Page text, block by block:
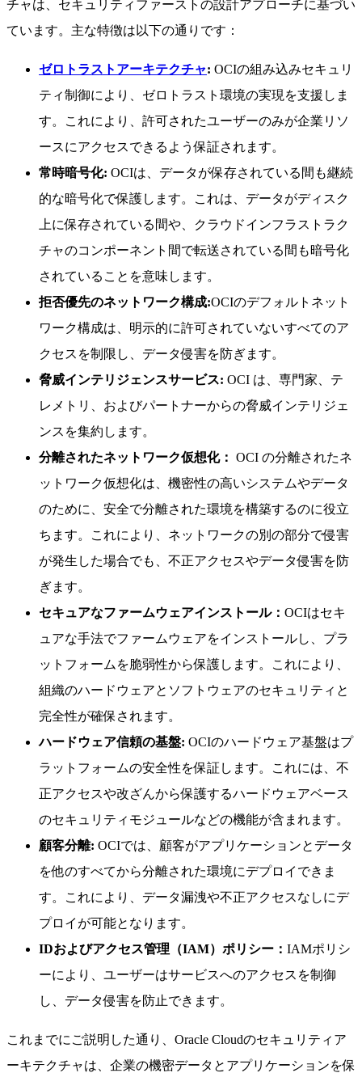
チャは、セキュリティファーストの設計アプローチに基づい
ています。主な特徴は以下の通りです：
ゼロトラストアーキテクチャ: OCIの組み込みセキュリ
ティ制御により、ゼロトラスト環境の実現を支援しま
す。これにより、許可されたユーザーのみが企業リソ
ースにアクセスできるよう保証されます。
常時暗号化: OCIは、データが保存されている間も継続
的な暗号化で保護します。これは、データがディスク
上に保存されている間や、クラウドインフラストラク
チャのコンポーネント間で転送されている間も暗号化
されていることを意味します。
拒否優先のネットワーク構成:OCIのデフォルトネット
ワーク構成は、明示的に許可されていないすべてのア
クセスを制限し、データ侵害を防ぎます。
脅威インテリジェンスサービス: OCI は、専門家、テ
レメトリ、およびパートナーからの脅威インテリジェ
ンスを集約します。
分離されたネットワーク仮想化： OCI の分離されたネ
ットワーク仮想化は、機密性の高いシステムやデータ
のために、安全で分離された環境を構築するのに役立
ちます。これにより、ネットワークの別の部分で侵害
が発生した場合でも、不正アクセスやデータ侵害を防
ぎます。
セキュアなファームウェアインストール： OCIはセキ
ュアな手法でファームウェアをインストールし、プラ
ットフォームを脆弱性から保護します。これにより、
組織のハードウェアとソフトウェアのセキュリティと
完全性が確保されます。
ハードウェア信頼の基盤: OCIのハードウェア基盤はプ
ラットフォームの安全性を保証します。これには、不
正アクセスや改ざんから保護するハードウェアベース
のセキュリティモジュールなどの機能が含まれます。
顧客分離: OCIでは、顧客がアプリケーションとデータ
を他のすべてから分離された環境にデプロイできま
す。これにより、データ漏洩や不正アクセスなしにデ
プロイが可能となります。
IDおよびアクセス管理（IAM）ポリシー： IAMポリシ
ーにより、ユーザーはサービスへのアクセスを制御
し、データ侵害を防止できます。
これまでにご説明した通り、Oracle Cloudのセキュリティア
ーキテクチャは、企業の機密データとアプリケーションを保